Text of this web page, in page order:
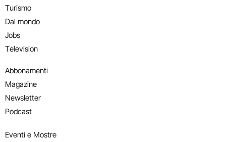
Turismo
Dal mondo
Jobs
Television
Abbonamenti
Magazine
Newsletter
Podcast
Eventi e Mostre